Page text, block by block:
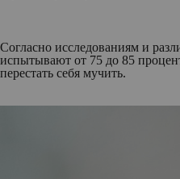
Согласно исследованиям и
испытывают от 75 до 85
перестать себя мучить.